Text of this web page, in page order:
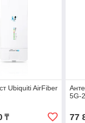
Ubiquiti AirFiber
₸
5G-
77